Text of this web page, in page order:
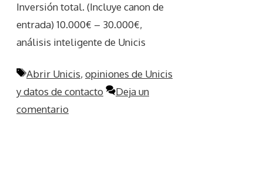
Inversión total. (Incluye canon de
entrada) 10.000€ – 30.000€,
análisis inteligente de Unicis
Etiquetas
Abrir Unicis, opiniones de Unicis
y datos de contacto
Deja un
comentario